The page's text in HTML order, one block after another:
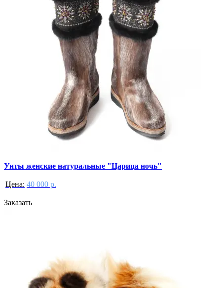
Унты женские натуральные "Царица ночь"
Цена: 40 000 р.
Заказать